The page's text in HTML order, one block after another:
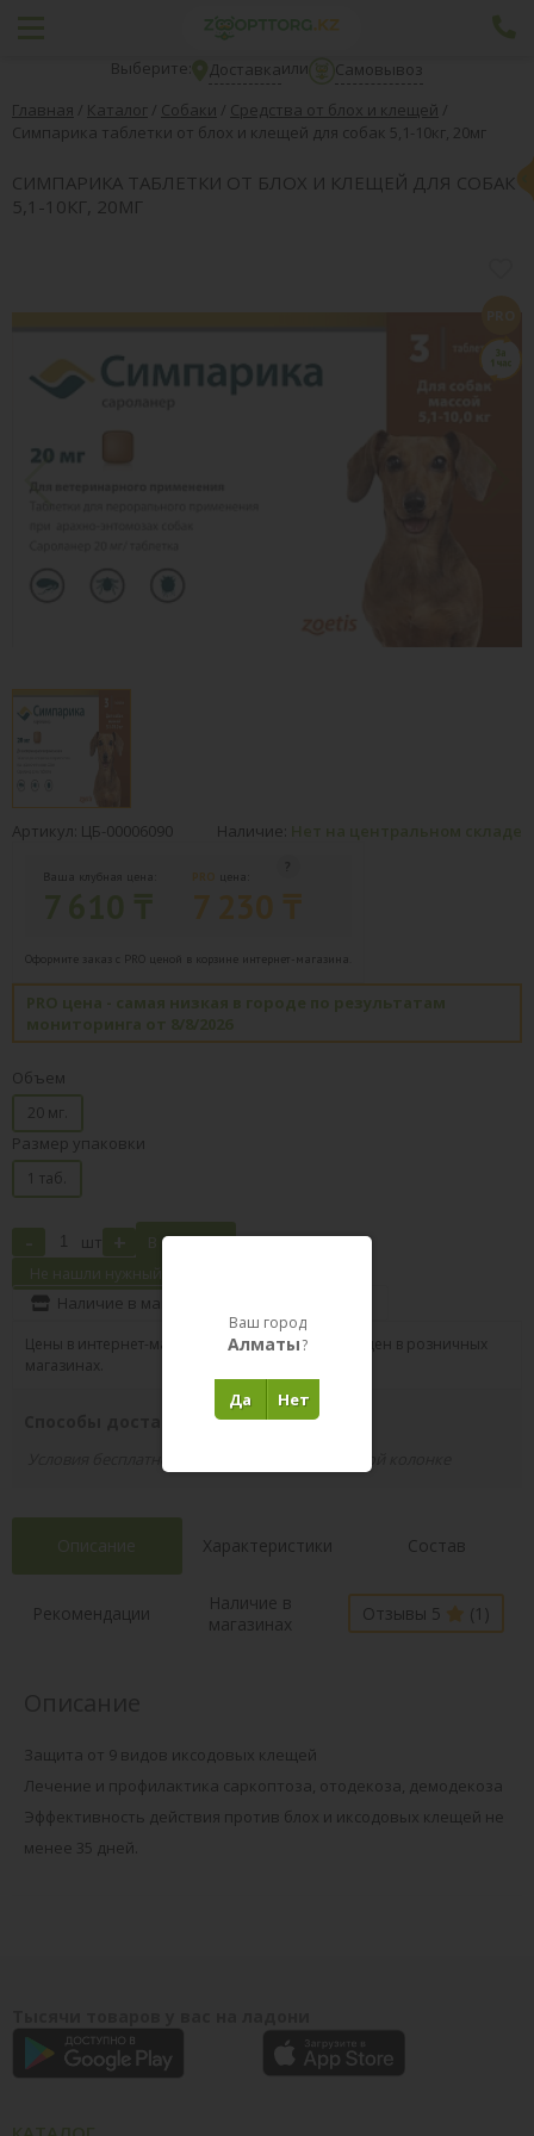
Выберите: Доставкаили
Самовывоз
Главная / Каталог / Собаки / Средства от блох и клещей /
Симпарика таблетки от блох и клещей для собак 5,1-10кг, 20мг
СИМПАРИКА ТАБЛЕТКИ ОТ БЛОХ И КЛЕЩЕЙ ДЛЯ СОБАК
5,1-10КГ, 20МГ
Артикул: ЦБ-00006090 Наличие: Нет на центральном складе
Ваша клубная цена: PRO цена:
7 230 ₸
Оформите заказ с PRO ценой в корзине интернет-магазина.
PRO цена - самая низкая в городе по результатам
мониторинга от 8/8/2026
Объем
20 мг.
Размер упаковки
1 таб.
- шт + В корзину
Не нашли нужный товар?
Наличие в магазинах
Цены в интернет-магазине могут отличаться от цен в розничных
магазинах.
Способы доставки вашего заказа
Описание Характеристики Состав
Рекомендации
Наличие в
магазинах
Отзывы 5 (1)
Защита от 9 видов иксодовых клещей
Лечение и профилактика саркоптоза, отодекоза, демодекоза
Эффективность действия против блох и иксодовых клещей не
менее 35 дней.
Ваш город
Алматы?
Нет
Да